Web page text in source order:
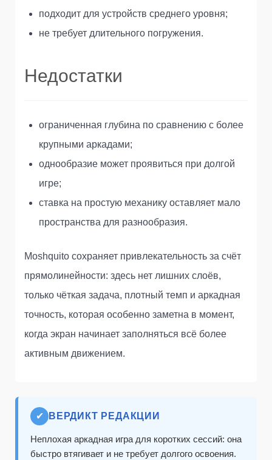
подходит для устройств среднего уровня;
не требует длительного погружения.
Недостатки
ограниченная глубина по сравнению с более
крупными аркадами;
однообразие может проявиться при долгой
игре;
ставка на простую механику оставляет мало
пространства для разнообразия.
Moshquito сохраняет привлекательность за счёт
прямолинейности: здесь нет лишних слоёв,
только чёткая задача, плотный темп и аркадная
точность, которая особенно заметна в момент,
когда экран начинает заполняться всё более
активным движением.
✔ ВЕРДИКТ РЕДАКЦИИ
Неплохая аркадная игра для коротких сессий: она
быстро втягивает и не требует долгого освоения.